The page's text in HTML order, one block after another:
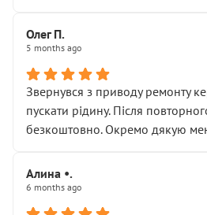
Олег П.
5 months ago
Звернувся з приводу ремонту
пускати рідину. Після
безкоштовно. Окремо дякую
Алина •.
6 months ago